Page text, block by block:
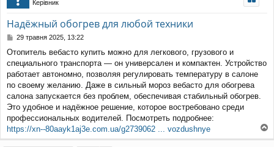
уп
Керівник
Надёжный обогрев для любой техники
П
в
і
д
о
л
е
н
н
я
29 травня 2025, 13:22
Отопитель вебасто купить можно для легкового, грузового и
специального транспорта — он универсален и компактен. Устройство
работает автономно, позволяя регулировать температуру в салоне
по своему желанию. Даже в сильный мороз вебасто для обогрева
салона запускается без проблем, обеспечивая стабильный обогрев.
Это удобное и надёжное решение, которое востребовано среди
профессиональных водителей. Посмотреть подробнее:
https://xn--80aayk1aj3e.com.ua/g2739062 ... vozdushnye
о